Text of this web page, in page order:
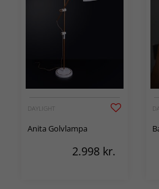
DAYLIGHT
Anita Golvlampa
2.998 kr.